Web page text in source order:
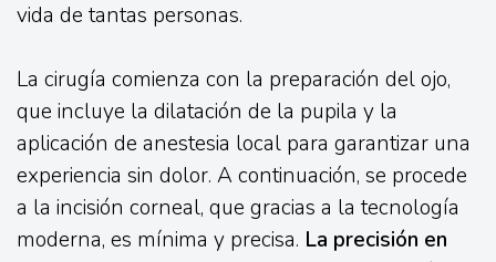
vida de tantas personas.
La cirugía comienza con la preparación del ojo,
que incluye la dilatación de la pupila y la
aplicación de anestesia local para garantizar una
experiencia sin dolor. A continuación, se procede
a la incisión corneal, que gracias a la tecnología
moderna, es mínima y precisa. La precisión en